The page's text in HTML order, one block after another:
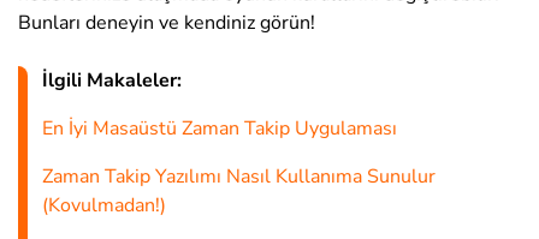
Bunları deneyin ve kendiniz görün!
İlgili Makaleler:
En İyi Masaüstü Zaman Takip Uygulaması
Zaman Takip Yazılımı Nasıl Kullanıma Sunulur
(Kovulmadan!)